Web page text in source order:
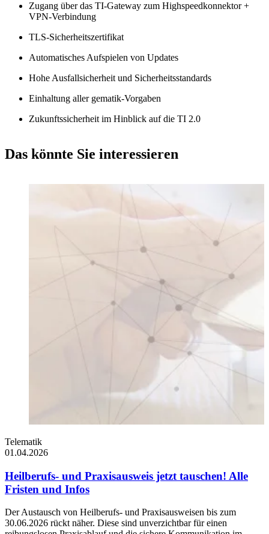
Zugang über das TI-Gateway zum Highspeedkonnektor +
VPN-Verbindung
TLS-Sicherheitszertifikat
Automatisches Aufspielen von Updates
Hohe Ausfallsicherheit und Sicherheitsstandards
Einhaltung aller gematik-Vorgaben
Zukunftssicherheit im Hinblick auf die TI 2.0
Das könnte Sie interessieren
Telematik
01.04.2026
Heilberufs- und Praxisausweis jetzt tauschen! Alle
Fristen und Infos
Der Austausch von Heilberufs- und Praxisausweisen bis zum
30.06.2026 rückt näher. Diese sind unverzichtbar für einen